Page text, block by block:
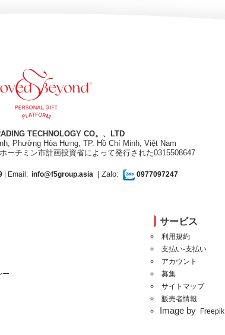
TECHNOLOGY CO。、LTD
Phường Hòa Hưng, TP. Hồ Chí Minh, Việt Nam
ーチミン市計画投資省によって発行された0315508647
| Email: info@f5group.asia | Zalo: 0977097247
ー
サービス
利用規約
支払い-支払い
アカウント
募集
サイトマップ
販売者情報
Image by Freepik